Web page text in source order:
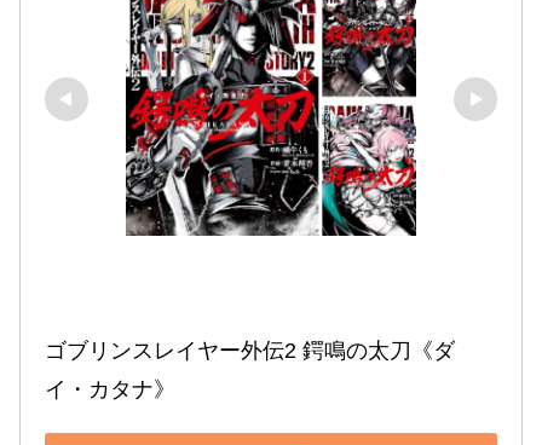
ゴブリンスレイヤー外伝2 鍔鳴の太刀《ダ
イ・カタナ》